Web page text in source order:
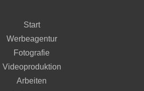
Start
Werbeagentur
Fotografie
Videoproduktion
Arbeiten